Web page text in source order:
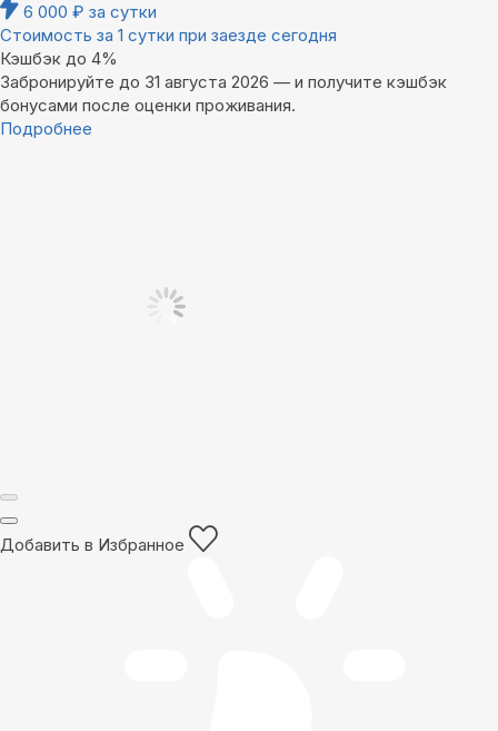
6 000 ₽ за сутки
Стоимость за 1 сутки при заезде сегодня
Кэшбэк до 4%
Забронируйте до 31 августа 2026 — и получите кэшбэк
бонусами после оценки проживания.
Подробнее
Добавить в Избранное